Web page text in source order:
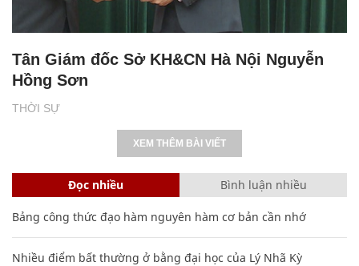
THỜI SỰ
Tân Giám đốc Sở KH&CN Hà Nội Nguyễn
Hồng Sơn
XEM THÊM BÀI VIẾT
Đọc nhiều Bình luận nhiều
Bảng công thức đạo hàm nguyên hàm cơ bản cần nhớ
Nhiều điểm bất thường ở bằng đại học của Lý Nhã Kỳ